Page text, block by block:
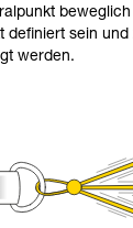
definiert sein
werden.